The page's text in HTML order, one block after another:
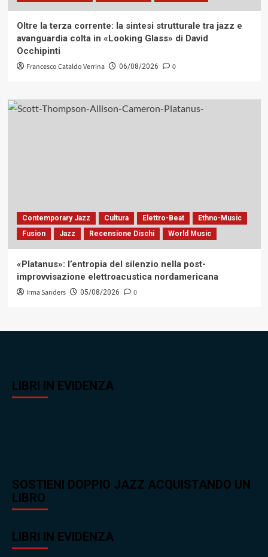
Oltre la terza corrente: la sintesi strutturale tra jazz e
avanguardia colta in «Looking Glass» di David
Occhipinti
Francesco Cataldo Verrina 06/08/2026 0
Contemporary Jazz Cultura Elettro-Beat
Ethno-Music
Fusion
Jazz Recensione Dischi World Music
«Platanus»: l’entropia del silenzio nella post-
improvvisazione elettroacustica nordamericana
Irma Sanders 05/08/2026 0
LIBRI IN EVIDENZA
SOSTIENI DOPPIO JAZZ ACQUISTANDO UN
LIBRO
LIBRI IN EVIDENZA